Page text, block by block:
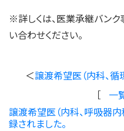
※詳しくは、医業承継バンク
い合わせください。
＜譲渡希望医（内科、循
［
一
譲渡希望医（内科、呼吸器
録されました。